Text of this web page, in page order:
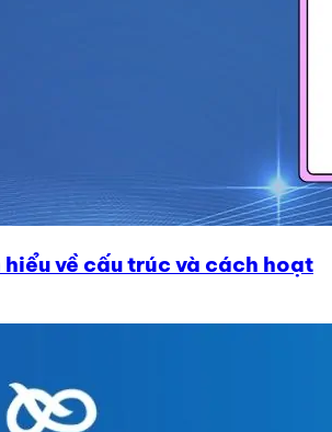
hiểu về cấu trúc và cách hoạt